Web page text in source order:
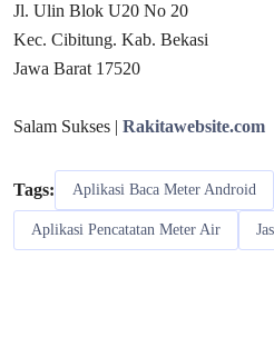
Jl. Ulin Blok U20 No 20
Kec. Cibitung. Kab. Bekasi
Jawa Barat 17520
Salam Sukses | Rakitawebsite.com
Tags: Aplikasi Baca Meter Android
Aplikasi Pencatatan Meter Air